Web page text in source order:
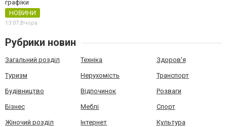
графіки
НОВИНИ
13:07,Вчора
Рубрики новин
Загальний розділ Техніка Здоров'я
Туризм Нерухомість Транспорт
Будівництво Відпочинок Розваги
Бізнес Меблі Спорт
Жіночий розділ Інтернет Культура